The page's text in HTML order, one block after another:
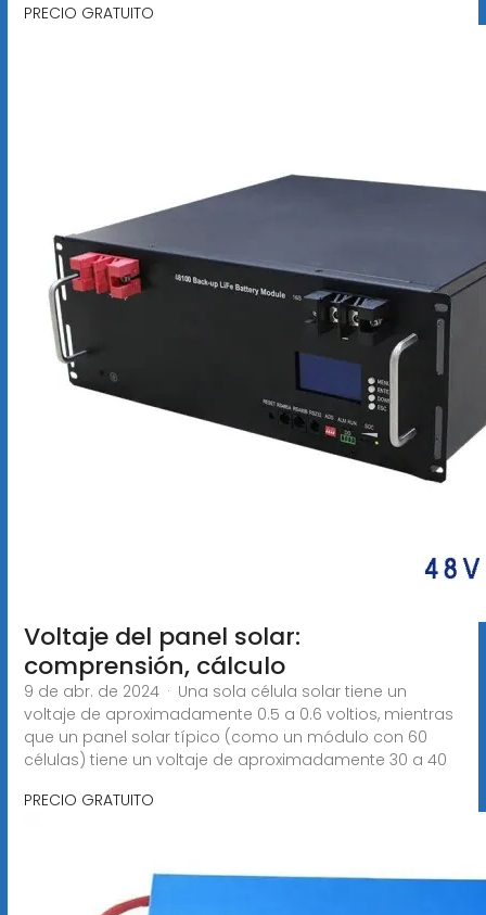
PRECIO GRATUITO
Voltaje del panel solar:
comprensión, cálculo
9 de abr. de 2024 · Una sola célula solar tiene un
voltaje de aproximadamente 0.5 a 0.6 voltios, mientras
que un panel solar típico (como un módulo con 60
células) tiene un voltaje de aproximadamente 30 a 40
PRECIO GRATUITO